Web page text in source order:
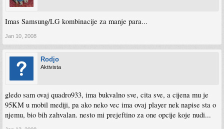
Imas Samsung/LG kombinacije za manje para...
Jan 10, 2008
Rodjo
Aktivista
gledo sam ovaj quadro933, ima bukvalno sve, cita sve, a cijena mu je
95KM u mobil mediji, pa ako neko vec ima ovaj player nek napise sta o
njemu, bio bih zahvalan. nesto mi prejeftino za one opcije koje nudi...